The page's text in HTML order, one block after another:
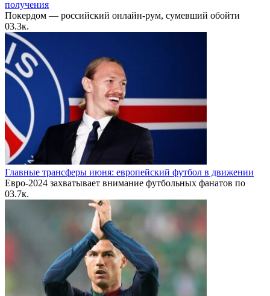
получения
Покердом — российский онлайн-рум, сумевший обойти
03.3к.
Главные трансферы июня: европейский футбол в движении
Евро-2024 захватывает внимание футбольных фанатов по
03.7к.